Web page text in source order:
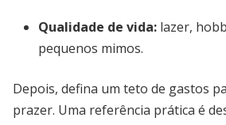
Qualidade de vida: lazer,
pequenos mimos.
Depois, defina um teto de gastos
prazer. Uma referência prática é